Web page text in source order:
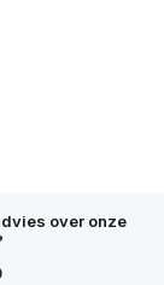
over onze